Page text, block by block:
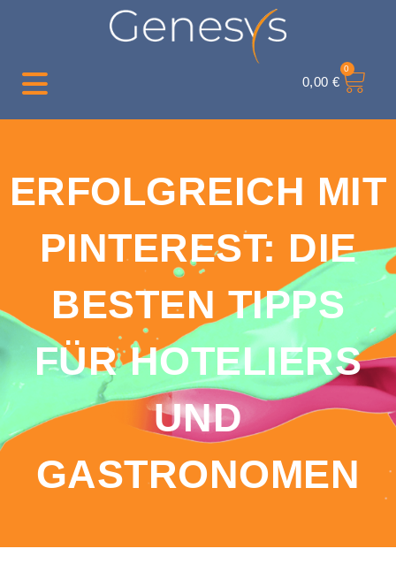
0,00 €
0
ERFOLGREICH MIT
PINTEREST: DIE
BESTEN TIPPS
FÜR HOTELIERS
UND
GASTRONOMEN